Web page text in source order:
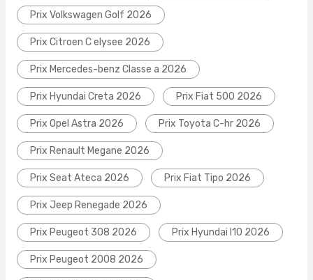
Prix Volkswagen Golf 2026
Prix Citroen C elysee 2026
Prix Mercedes-benz Classe a 2026
Prix Hyundai Creta 2026 Prix Fiat 500 2026
Prix Opel Astra 2026 Prix Toyota C-hr 2026
Prix Renault Megane 2026
Prix Seat Ateca 2026 Prix Fiat Tipo 2026
Prix Jeep Renegade 2026
Prix Peugeot 308 2026 Prix Hyundai I10 2026
Prix Peugeot 2008 2026